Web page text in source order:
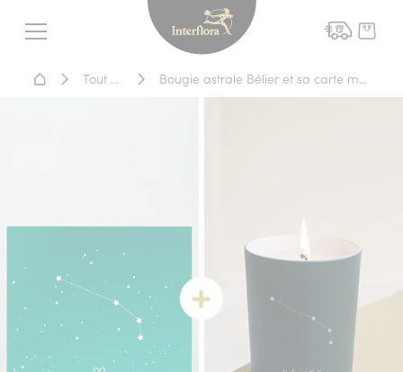
Menu
Interflora - livraison
Accueil - Livraison fleurs